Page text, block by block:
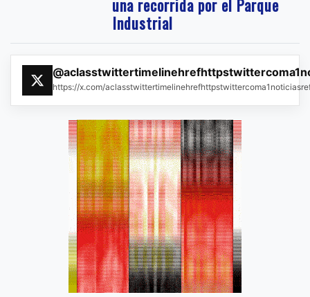
una recorrida por el Parque
Industrial
https://x.com/